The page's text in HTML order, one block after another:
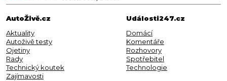
AutoŽivě.cz
Aktuality
Autoživě testy
Ojetiny
Rady
Technický koutek
Zajímavosti
Události247.cz
Domácí
Komentáře
Rozhovory
Spotřebitel
Technologie